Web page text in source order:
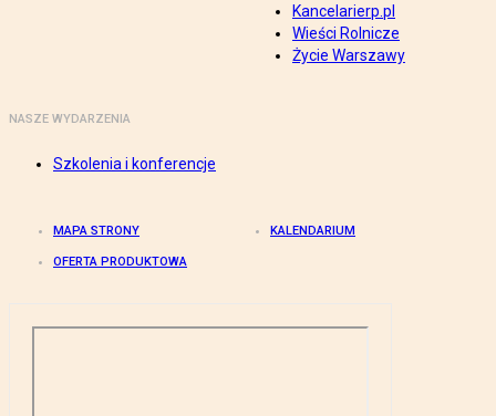
Kancelarierp.pl
Wieści Rolnicze
Życie Warszawy
NASZE WYDARZENIA
Szkolenia i konferencje
MAPA STRONY KALENDARIUM
OFERTA PRODUKTOWA